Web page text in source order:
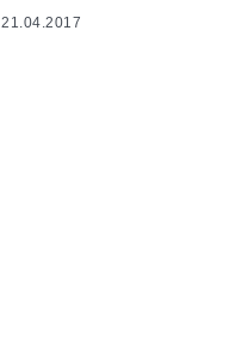
21.04.2017